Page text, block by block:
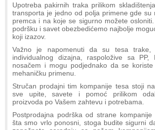
Upotreba pakirnih traka prilikom
transporta je jedno od polja primene gde su
premca i na koje se sigurno možete
podršku i savet obezbedićemo najbolje
koji izazov.
Važno je napomenuti da su tesa trake,
individualnog dizajna, raspoložive sa PP,
nosačem i mogu podjednako da se
mehaničku primenu.
Stručan prodajni tim kompanije tesa stoji
sve upite, savete i pomoć prilikom
proizvoda po Vašem zahtevu i potrebama.
Postprodajna podrška od strane
šta smo vrlo ponosni, stoga budite sigurni